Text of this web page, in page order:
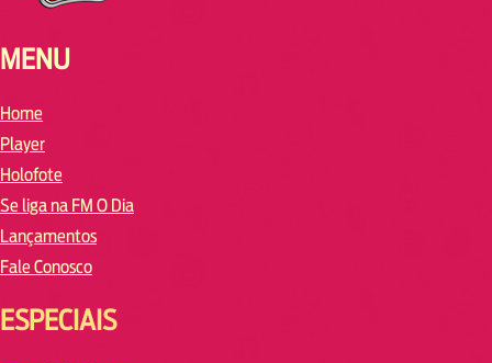
MENU
Home
Player
Holofote
Se liga na FM O Dia
Lançamentos
Fale Conosco
ESPECIAIS